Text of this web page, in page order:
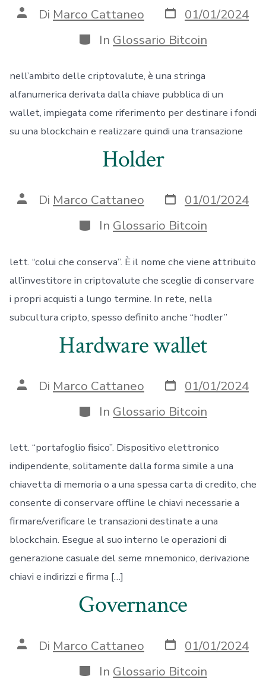
Autore
articolo
Di Marco Cattaneo Data
articolo
01/01/2024
Categorie
In Glossario Bitcoin
nell’ambito delle criptovalute, è una stringa
alfanumerica derivata dalla chiave pubblica di un
wallet, impiegata come riferimento per destinare i fondi
su una blockchain e realizzare quindi una transazione
Holder
Autore
articolo
Di Marco Cattaneo Data
articolo
01/01/2024
Categorie
In Glossario Bitcoin
lett. “colui che conserva”. È il nome che viene attribuito
all’investitore in criptovalute che sceglie di conservare
i propri acquisti a lungo termine. In rete, nella
subcultura cripto, spesso definito anche “hodler”
Hardware wallet
Autore
articolo
Di Marco Cattaneo Data
articolo
01/01/2024
Categorie
In Glossario Bitcoin
lett. “portafoglio fisico”. Dispositivo elettronico
indipendente, solitamente dalla forma simile a una
chiavetta di memoria o a una spessa carta di credito, che
consente di conservare offline le chiavi necessarie a
firmare/verificare le transazioni destinate a una
blockchain. Esegue al suo interno le operazioni di
generazione casuale del seme mnemonico, derivazione
chiavi e indirizzi e firma […]
Governance
Autore
articolo
Di Marco Cattaneo Data
articolo
01/01/2024
Categorie
In Glossario Bitcoin